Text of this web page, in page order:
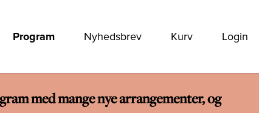
Program Nyhedsbrev Kurv Login
med mange nye arrangementer, og